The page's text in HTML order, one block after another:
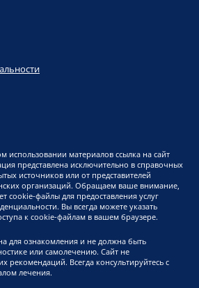
использовании материалов ссылка на сайт
представлена исключительно в справочных
источников или от представителей
организаций. Обращаем ваше внимание,
cookie-файлы для предоставления услуг
Вы всегда можете указать
к cookie-файлам в вашем браузере.
для ознакомления и не должна быть
или самолечению. Сайт не
рекомендаций. Всегда консультируйтесь с
лечения.